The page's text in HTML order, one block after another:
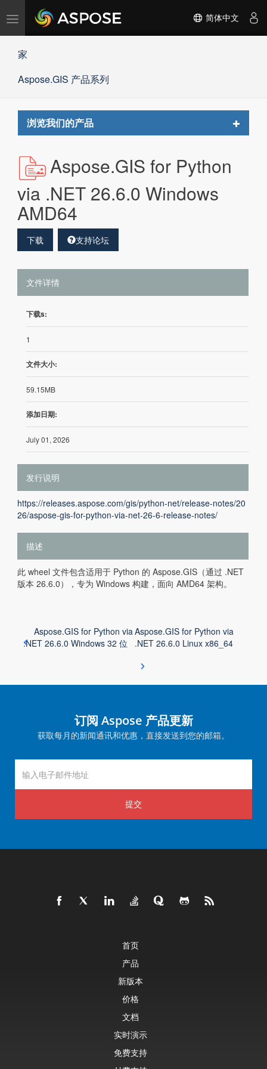
切
航
简体中文
家
Aspose.GIS 产品系列
浏览我们的产品
Toggle
Aspose.GIS for Python
via .NET 26.6.0 Windows
AMD64
下载 支持论坛
文件详情
下载s:
1
文件大小:
59.15MB
添加日期:
July 01, 2026
发行说明
https://releases.aspose.com/gis/python-net/release-notes/20
26/aspose-gis-for-python-via-net-26-6-release-notes/
描述
此 wheel 文件包含适用于 Python 的 Aspose.GIS（通过 .NET
版本 26.6.0），专为 Windows 构建，面向 AMD64 架构。
Aspose.GIS for Python via
.NET 26.6.0 Windows 32 位
Aspose.GIS for Python via
.NET 26.6.0 Linux x86_64
订阅 Aspose 产品更新
获取每月的新闻通讯和优惠，直接发送到您的邮箱。
提交
首页
产品
新版本
价格
文档
实时演示
免费支持